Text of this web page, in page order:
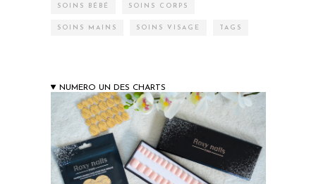
SOINS BÉBÉ SOINS CORPS
SOINS MAINS SOINS VISAGE TAGS
NUMERO UN DES CHARTS